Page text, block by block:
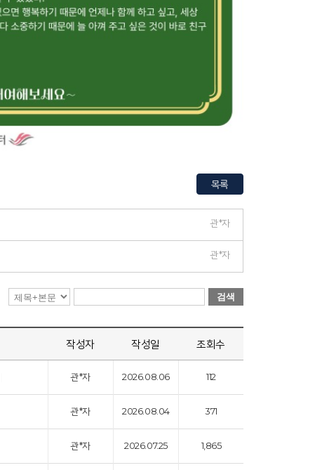
목록
관*자
관*자
검색
작성자 작성일 조회수
관*자 2026.08.06 112
관*자 2026.08.04 371
관*자 2026.07.25 1,865